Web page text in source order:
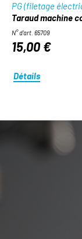
PG (filetage
Taraud machine
N° d'art. 65709
15,00 €
Détails